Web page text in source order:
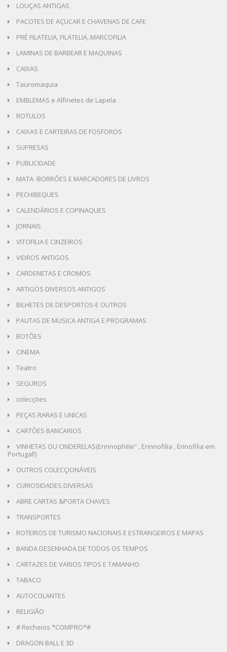
LOUÇAS ANTIGAS
PACOTES DE AÇUCAR E CHAVENAS DE CAFE
PRÉ FILATELIA, FILATELIA, MARCOFILIA
LAMINAS DE BARBEAR E MAQUINAS
CAIXAS
Tauromaquia
EMBLEMAS e Alfinetes de Lapela
ROTULOS
CAIXAS E CARTEIRAS DE FOSFOROS
SUPRESAS
PUBLICIDADE
MATA -BORRÕES E MARCADORES DE LIVROS
PECHIBEQUES
CALENDÁRIOS E COPINAQUES
JORNAIS
VITOFILIA E CINZEIROS
VIDROS ANTIGOS
CARDENETAS E CROMOS
ARTIGOS DIVERSOS ANTIGOS
BILHETES DE DESPORTOS-E OUTROS
PAUTAS DE MUSICA ANTIGA E PROGRAMAS
BOTÕES
CINEMA
Teatro
SEGUROS
colecções
PEÇAS RARAS E UNICAS
CARTÕES BANCARIOS
VINHETAS OU CINDERELAS(Erinnophilie” , Erinnofilia , Erinofilia em
Portugal!)
OUTROS COLECÇIONÁVEIS
CURIOSIDADES DIVERSAS
ABRE CARTAS &PORTA CHAVES
TRANSPORTES
ROTEIROS DE TURISMO NACIONAIS E ESTRANGEIROS E MAPAS
BANDA DESENHADA DE TODOS OS TEMPOS
CARTAZES DE VARIOS TIPOS E TAMANHO
TABACO
AUTOCOLANTES
RELIGIÃO
# Recheios *COMPRO*#
DRAGON BALL E 3D